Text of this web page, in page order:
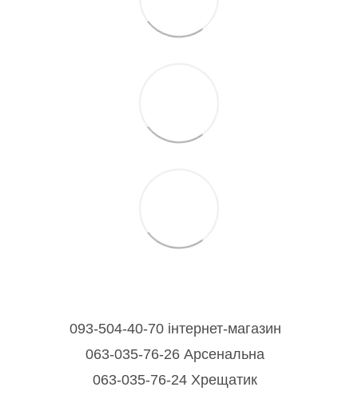
093-504-40-70 інтернет-магазин
063-035-76-26 Арсенальна
063-035-76-24 Хрещатик